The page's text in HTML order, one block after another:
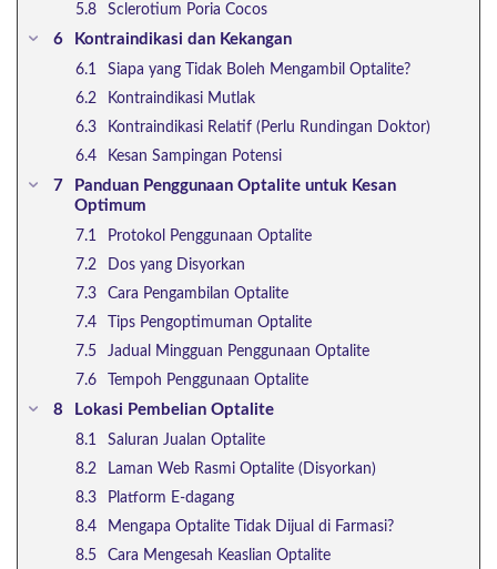
Sclerotium Poria Cocos
Kontraindikasi dan Kekangan
Siapa yang Tidak Boleh Mengambil Optalite?
Kontraindikasi Mutlak
Kontraindikasi Relatif (Perlu Rundingan Doktor)
Kesan Sampingan Potensi
Panduan Penggunaan Optalite untuk Kesan
Optimum
Protokol Penggunaan Optalite
Dos yang Disyorkan
Cara Pengambilan Optalite
Tips Pengoptimuman Optalite
Jadual Mingguan Penggunaan Optalite
Tempoh Penggunaan Optalite
Lokasi Pembelian Optalite
Saluran Jualan Optalite
Laman Web Rasmi Optalite (Disyorkan)
Platform E-dagang
Mengapa Optalite Tidak Dijual di Farmasi?
Cara Mengesah Keaslian Optalite